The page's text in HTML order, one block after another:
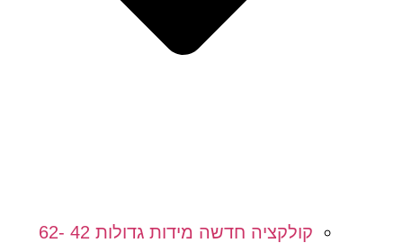
קולקציה חדשה מידות גדולות 42 -62